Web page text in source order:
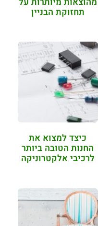
תחזוקת הבניין
כיצד למצוא את
החנות הטובה ביותר
לרכיבי אלקטרוניקה